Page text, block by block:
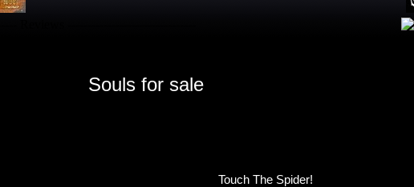
Souls for sale
Touch The Spider!